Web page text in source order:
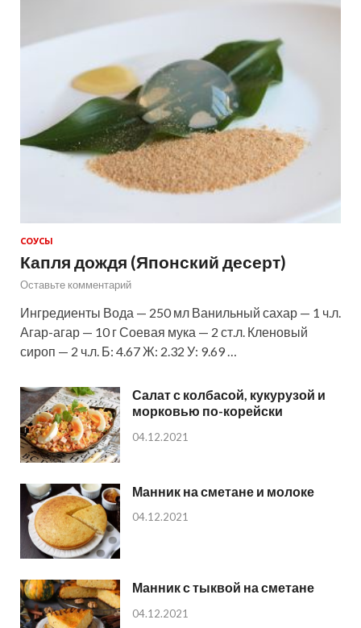
СОУСЫ
Капля дождя (Японский десерт)
Оставьте комментарий
Ингредиенты Вода — 250 мл Ванильный сахар — 1 ч.л.
Агар-агар — 10 г Соевая мука — 2 ст.л. Кленовый
сироп — 2 ч.л. Б: 4.67 Ж: 2.32 У: 9.69 …
Салат с колбасой, кукурузой и
морковью по-корейски
04.12.2021
Манник на сметане и молоке
04.12.2021
Манник с тыквой на сметане
04.12.2021